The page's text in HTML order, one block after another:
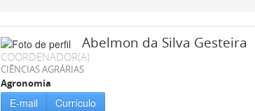
Abelmon da Silva Gesteira
COORDENADOR(A)
CIÊNCIAS AGRÁRIAS
Agronomia
E-mail Currículo